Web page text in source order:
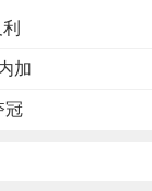
加
冠